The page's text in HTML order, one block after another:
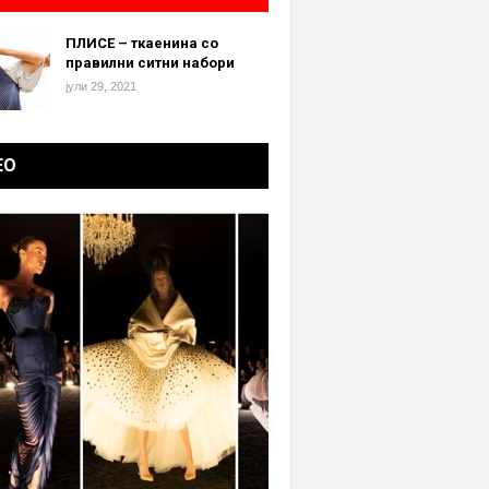
ПЛИСЕ – ткаенина со
правилни ситни набори
јули 29, 2021